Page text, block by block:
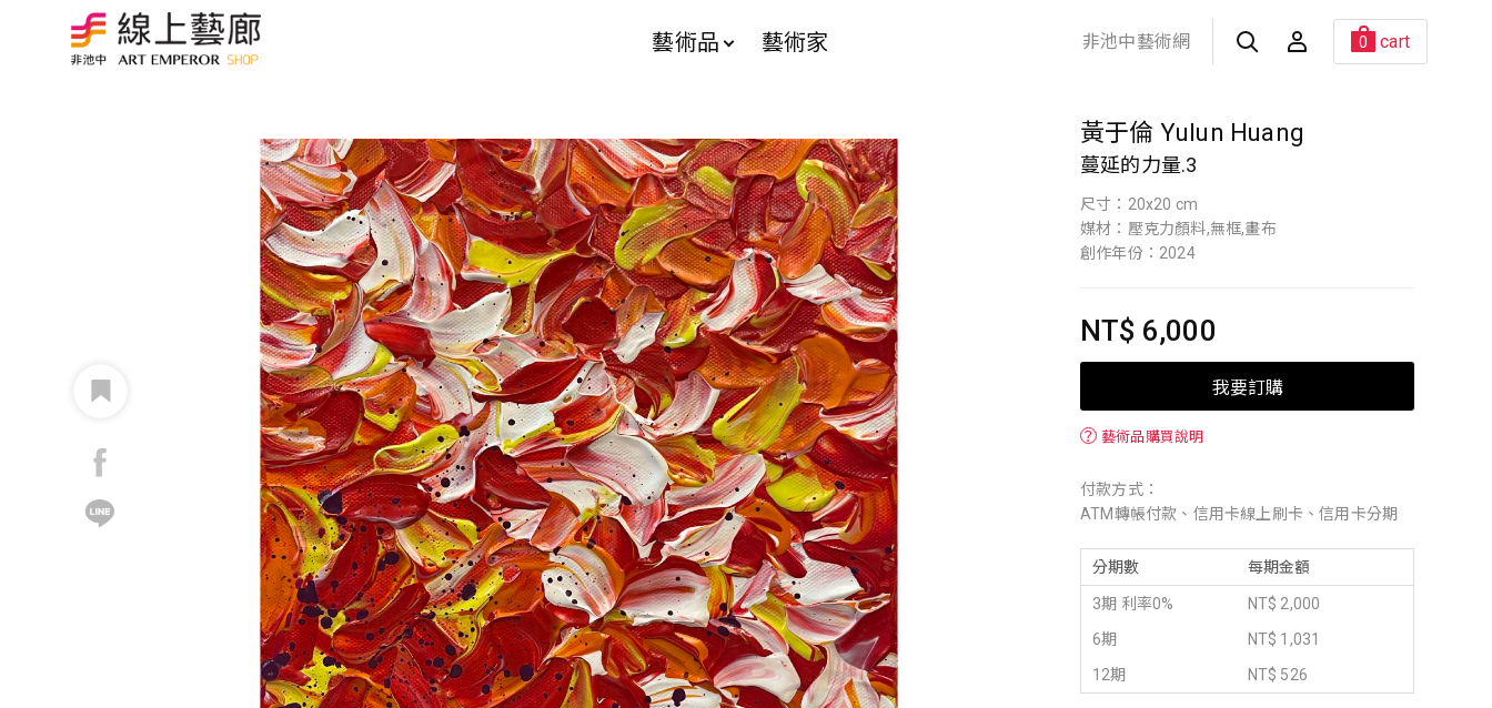
藝術品 藝術家 非池中藝術網 0 cart
黃于倫 Yulun Huang
蔓延的力量.3
尺寸：20x20 cm
媒材：壓克力顏料,無框,畫布
創作年份：2024
NT$ 6,000
我要訂購
？ 藝術品購買說明
付款方式：
ATM轉帳付款、信用卡線上刷卡、信用卡分期
分期數 每期金額
3期 利率0%
NT$ 2,000
6期
NT$ 1,031
12期
NT$ 526